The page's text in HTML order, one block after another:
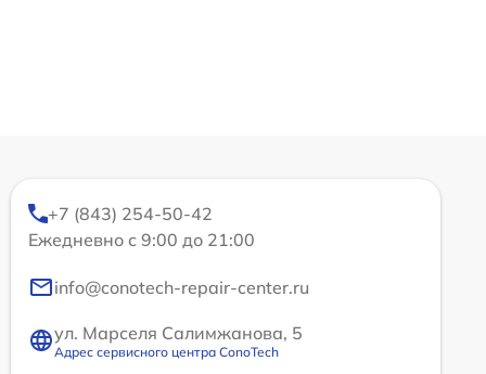
+7 (843) 254-50-42
Ежедневно с 9:00 до 21:00
info@conotech-repair-center.ru
ул. Марселя Салимжанова, 5
Адрес сервисного центра ConoTech